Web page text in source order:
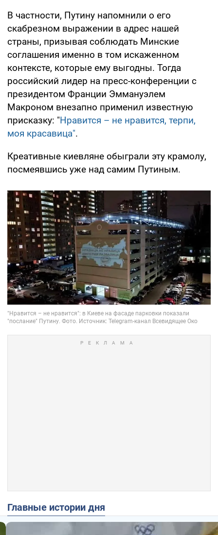
В частности, Путину напомнили о его
скабрезном выражении в адрес нашей
страны, призывая соблюдать Минские
соглашения именно в том искаженном
контексте, которые ему выгодны. Тогда
российский лидер на пресс-конференции с
президентом Франции Эммануэлем
Макроном внезапно применил известную
присказку: "Нравится – не нравится, терпи,
моя красавица".
Креативные киевляне обыграли эту крамолу,
посмеявшись уже над самим Путиным.
Главные истории дня